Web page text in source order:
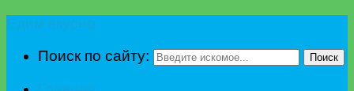
Поиск по сайту:
Поиск